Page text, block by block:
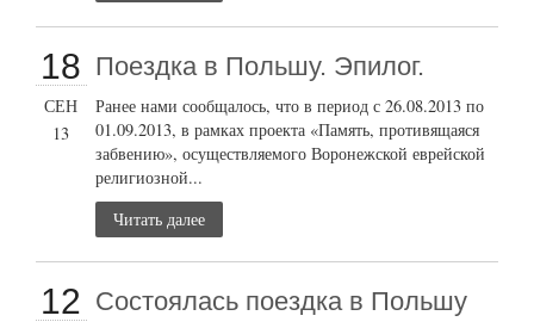
18
СЕН
13
Поездка в Польшу. Эпилог.
Ранее нами сообщалось, что в период с 26.08.2013 по
01.09.2013, в рамках проекта «Память, противящаяся
забвению», осуществляемого Воронежской еврейской
религиозной...
Читать далее
12 Состоялась поездка в Польшу